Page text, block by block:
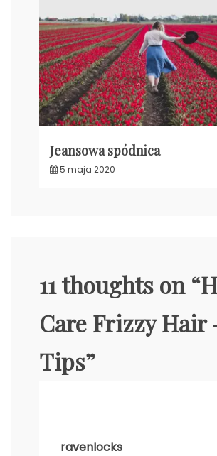
Jeansowa spódnica
5 maja 2020
11 thoughts on “
Care Frizzy Hair
Tips”
ravenlocks